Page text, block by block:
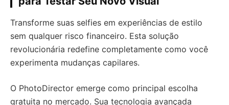
Transforme suas selfies em experiências de estilo
sem qualquer risco financeiro. Esta solução
revolucionária redefine completamente como você
experimenta mudanças capilares.
O PhotoDirector emerge como principal escolha
gratuita no mercado. Sua tecnologia avançada